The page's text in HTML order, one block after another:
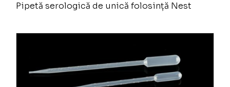
Pipetă serologică de unică folosință Nest